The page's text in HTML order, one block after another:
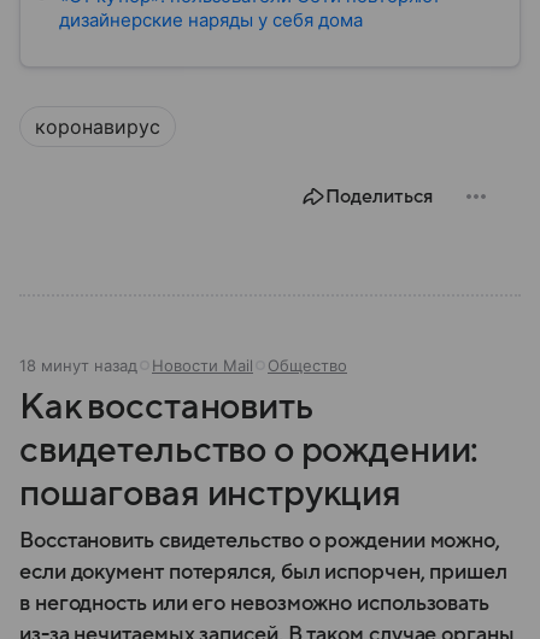
дизайнерские наряды у себя дома
коронавирус
Поделиться
18 минут назад Новости Mail Общество
Как восстановить
свидетельство о рождении:
пошаговая инструкция
Восстановить свидетельство о рождении можно,
если документ потерялся, был испорчен, пришел
в негодность или его невозможно использовать